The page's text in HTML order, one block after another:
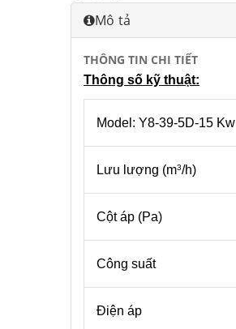
Mô tả
THÔNG TIN CHI TIẾT
Thông số kỹ thuật:
Model: Y8-39-5D-15 Kw
Lưu lượng (m3/h)
Cột áp (Pa)
Công suất
Điện áp